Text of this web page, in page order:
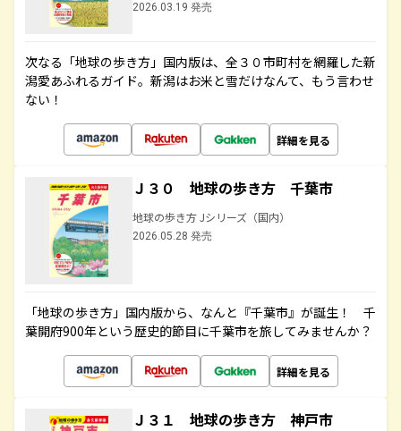
2026.03.19 発売
次なる「地球の歩き方」国内版は、全３０市町村を網羅した新
潟愛あふれるガイド。新潟はお米と雪だけなんて、もう言わせ
ない！
詳細を見る
Ｊ３０ 地球の歩き方 千葉市
地球の歩き方 Jシリーズ（国内）
2026.05.28 発売
「地球の歩き方」国内版から、なんと『千葉市』が誕生！ 千
葉開府900年という歴史的節目に千葉市を旅してみませんか？
詳細を見る
Ｊ３１ 地球の歩き方 神戸市